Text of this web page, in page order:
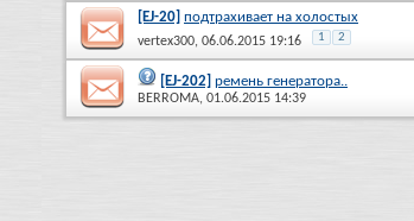
[EJ-20] подтрахивает на холостых
vertex300, 06.06.2015 19:16 1 2
[EJ-202] ремень генератора..
BERROMA, 01.06.2015 14:39